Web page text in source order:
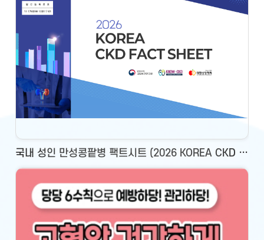
국내 성인 만성콩팥병 팩트시트 (2026 KOREA CKD FACT SHEET)